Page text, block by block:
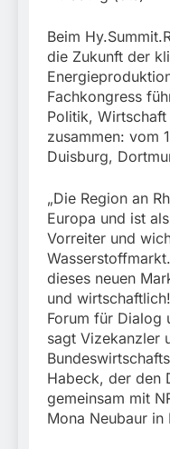
Beim
die Zukunft der
Fachkongress
Politik,
zusammen: vom
Duisburg,
„Die Region an
Europa und ist
Vorreiter und
dieses neuen
und
Forum für Dialog
sagt Vizekanzler
Habeck, der den
gemeinsam mit
Mona Neubaur